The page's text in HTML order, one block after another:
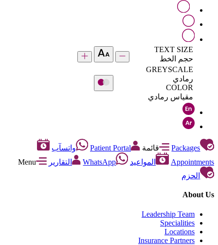
TEXT SIZE
حجم الخط
GREYSCALE
رمادي
COLOR
مقياس رمادي
Packages قائمة Patient Portal
واتسآب
Appointments
المواعيد WhatsApp التقارير
Menu
الحزم
About Us
Leadership Team
Specialities
Locations
Insurance Partners